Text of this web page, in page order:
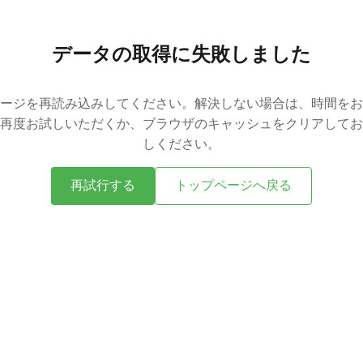
データの取得に失敗しました
ジを再読み込みしてください。解決しない場合は、時間を
度お試しいただくか、ブラウザのキャッシュをクリアして
しください。
再試行する トップページへ戻る